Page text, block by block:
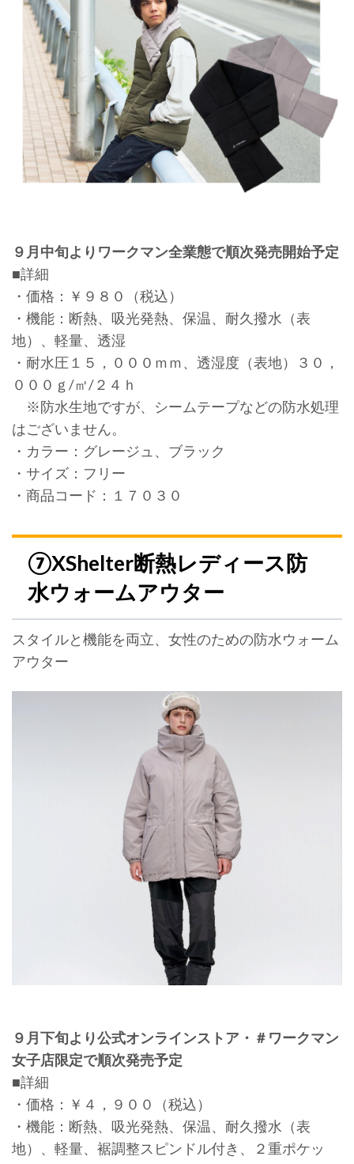
９月中旬よりワークマン全業態で順次発売開始予定
■詳細
・価格：￥９８０（税込）
・機能：断熱、吸光発熱、保温、耐久撥水（表
地）、軽量、透湿
・耐水圧１５，０００ｍｍ、透湿度（表地）３０，
０００ｇ/㎡/２４ｈ
※防水生地ですが、シームテープなどの防水処理
はございません。
・カラー：グレージュ、ブラック
・サイズ：フリー
・商品コード：１７０３０
⑦XShelter断熱レディース防
水ウォームアウター
スタイルと機能を両立、女性のための防水ウォーム
アウター
９月下旬より公式オンラインストア・＃ワークマン
女子店限定で順次発売予定
■詳細
・価格：￥４，９００（税込）
・機能：断熱、吸光発熱、保温、耐久撥水（表
地）、軽量、裾調整スピンドル付き、２重ポケッ